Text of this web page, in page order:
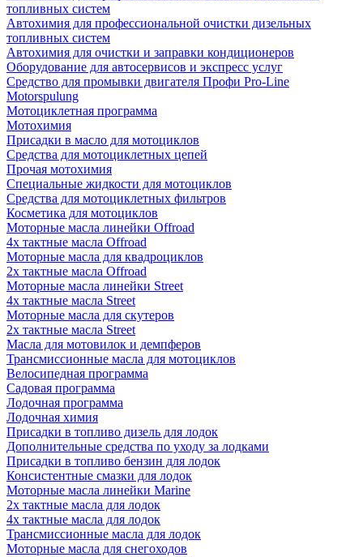
топливных систем
Автохимия для профессиональной очистки дизельных
топливных систем
Автохимия для очистки и заправки кондиционеров
Оборудование для автосервисов и экспресс услуг
Средство для промывки двигателя Профи Pro-Line
Motorspulung
Мотоциклетная программа
Мотохимия
Присадки в масло для мотоциклов
Средства для мотоциклетных цепей
Прочая мотохимия
Специальные жидкости для мотоциклов
Средства для мотоциклетных фильтров
Косметика для мотоциклов
Моторные масла линейки Offroad
4х тактные масла Offroad
Моторные масла для квадроциклов
2х тактные масла Offroad
Моторные масла линейки Street
4х тактные масла Street
Моторные масла для скутеров
2х тактные масла Street
Масла для мотовилок и демпферов
Трансмиссионные масла для мотоциклов
Велосипедная программа
Садовая программа
Лодочная программа
Лодочная химия
Присадки в топливо дизель для лодок
Дополнительные средства по уходу за лодками
Присадки в топливо бензин для лодок
Консистентные смазки для лодок
Моторные масла линейки Marine
2х тактные масла для лодок
4х тактные масла для лодок
Трансмиссионные масла для лодок
Моторные масла для снегоходов